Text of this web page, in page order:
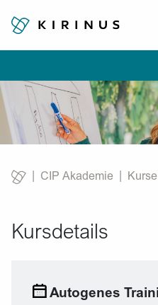
CIP Akademie Kurse
Kursdetails
Autogenes